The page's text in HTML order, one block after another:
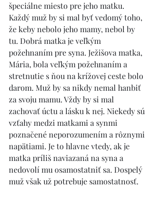
špeciálne miesto pre jeho matku.
Každý muž by si mal byť vedomý toho,
že keby nebolo jeho mamy, nebol by
tu. Dobrá matka je veľkým
požehnaním pre syna. Ježišova matka,
Mária, bola veľkým požehnaním a
stretnutie s ňou na krížovej ceste bolo
darom. Muž by sa nikdy nemal hanbiť
za svoju mamu. Vždy by si mal
zachovať úctu a lásku k nej. Niekedy sú
vzťahy medzi matkami a synmi
poznačené neporozumením a rôznymi
napätiami. Je to hlavne vtedy, ak je
matka príliš naviazaná na syna a
nedovolí mu osamostatniť sa. Dospelý
muž však už potrebuje samostatnosť.